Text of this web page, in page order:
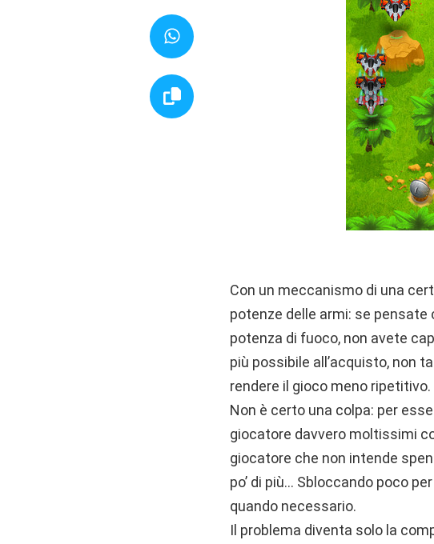
Con un meccanismo di una
potenze delle armi: se pensate
potenza di fuoco, non avete
più possibile all’acquisto, non
rendere il gioco meno ripetitivo.
Non è certo una colpa: per
giocatore davvero moltissimi
giocatore che non intende
po’ di più… Sbloccando poco
quando necessario.
Il problema diventa solo la